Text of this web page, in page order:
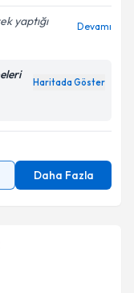
yaptığı
Devamı
Haritada Göster
Daha Fazla